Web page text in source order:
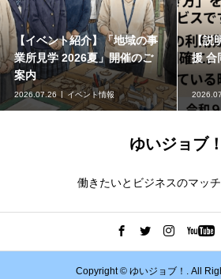
ト紹介】「地域の事
2026夏」開催のご
イベント情報
【説明会情報】
援 合同説明会」
2026.07.13 説明会
ゆいジョブ！
働きたいとビジネスのマッ
Copyright ©ゆいジョブ！. All